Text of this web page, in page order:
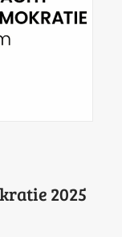
2025